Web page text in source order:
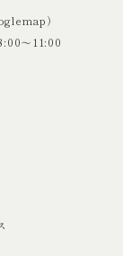
）
〜11:00